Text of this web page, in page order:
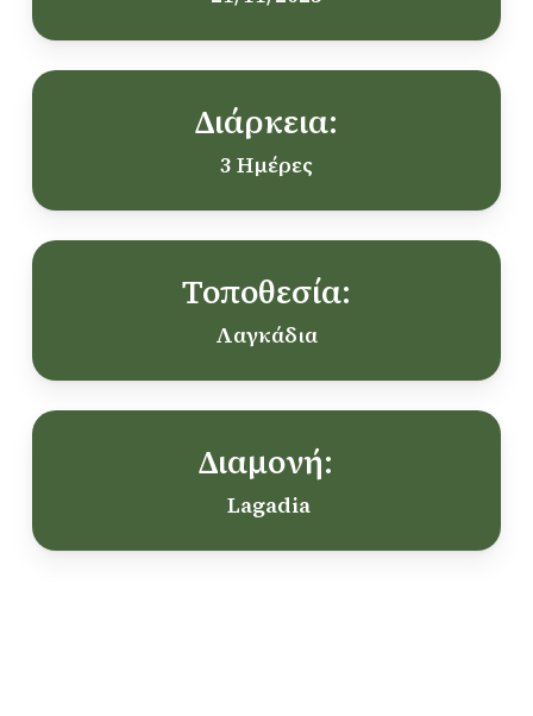
Διάρκεια:
3 Ημέρες
Τοποθεσία:
Λαγκάδια
Διαμονή:
Lagadia